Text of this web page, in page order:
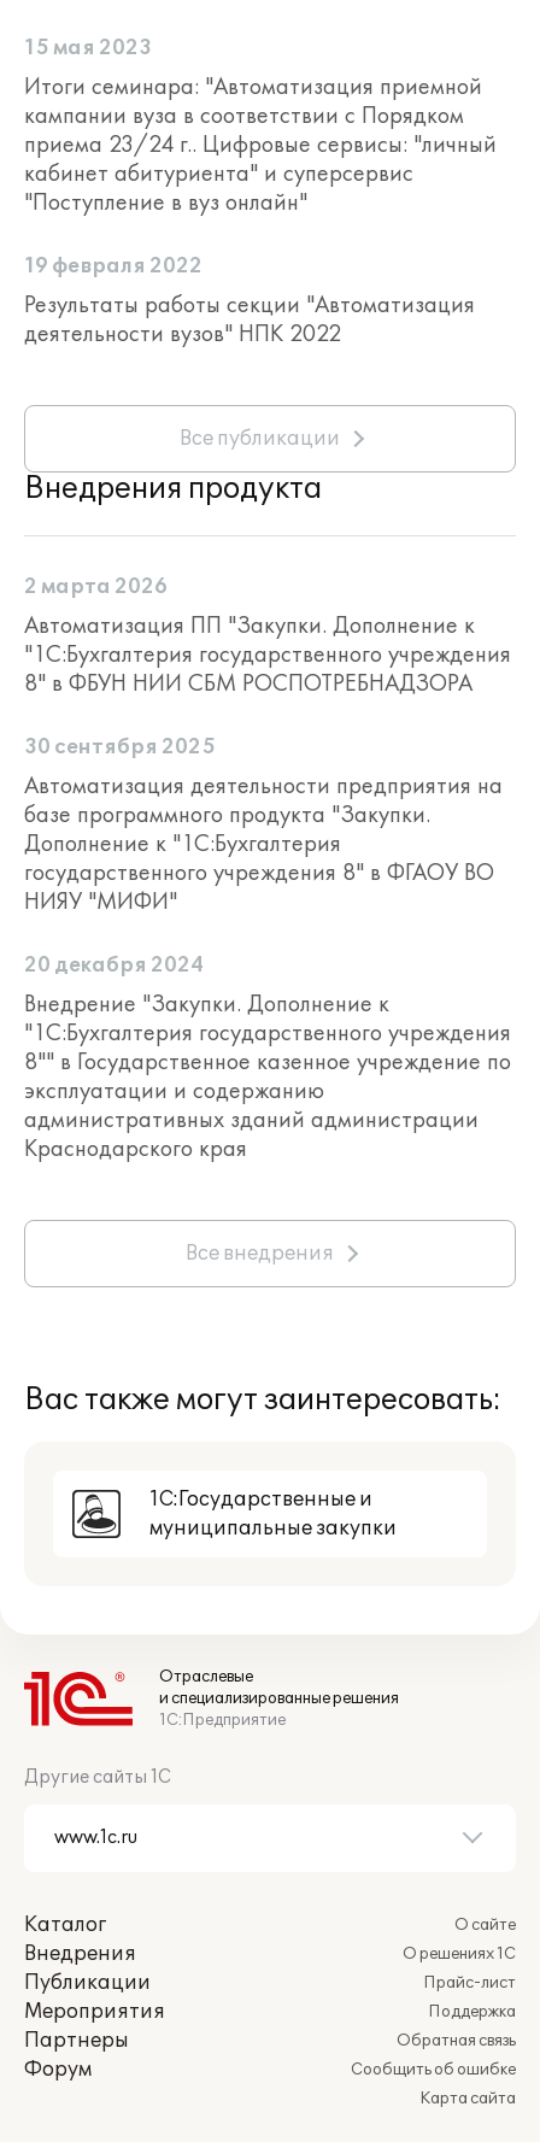
15 мая 2023
Итоги семинара: "Автоматизация приемной
кампании вуза в соответствии с Порядком
приема 23/24 г.. Цифровые сервисы: "личный
кабинет абитуриента" и суперсервис
"Поступление в вуз онлайн"
19 февраля 2022
Результаты работы секции "Автоматизация
деятельности вузов" НПК 2022
Все публикации
Внедрения продукта
2 марта 2026
Автоматизация ПП "Закупки. Дополнение к
"1С:Бухгалтерия государственного учреждения
8" в ФБУН НИИ СБМ РОСПОТРЕБНАДЗОРА
30 сентября 2025
Автоматизация деятельности предприятия на
базе программного продукта "Закупки.
Дополнение к "1С:Бухгалтерия
государственного учреждения 8" в ФГАОУ ВО
НИЯУ "МИФИ"
20 декабря 2024
Внедрение "Закупки. Дополнение к
"1С:Бухгалтерия государственного учреждения
8"" в Государственное казенное учреждение по
эксплуатации и содержанию
административных зданий администрации
Краснодарского края
Все внедрения
Вас также могут заинтересовать:
1С:Государственные и
муниципальные закупки
Отраслевые
и специализированные решения
1С:Предприятие
Другие сайты 1С
Каталог
Внедрения
Публикации
Мероприятия
Партнеры
Форум
О сайте
О решениях 1С
Прайс-лист
Поддержка
Обратная связь
Сообщить об ошибке
Карта сайта